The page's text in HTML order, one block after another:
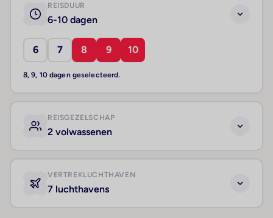
REISDUUR
6-10 dagen
6 7 8 9 10
8, 9, 10 dagen geselecteerd.
REISGEZELSCHAP
2 volwassenen
VERTREKLUCHTHAVEN
7 luchthavens